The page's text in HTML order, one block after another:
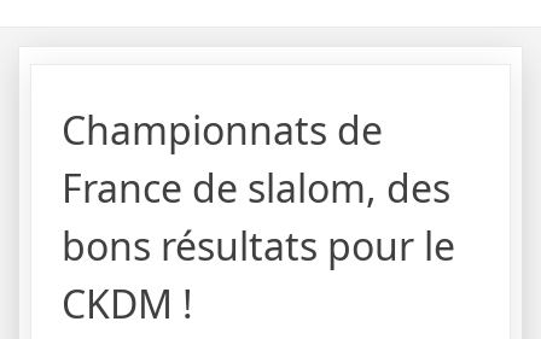
Championnats de
France de slalom, des
bons résultats pour le
CKDM !